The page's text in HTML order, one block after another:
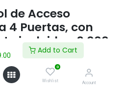
Add to Cart
0
Wishlist Account
de Acceso
4 Puertas, con
incluidos, 3 000